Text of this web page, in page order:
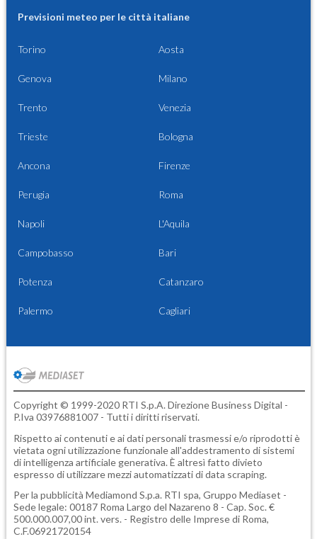
Previsioni meteo per le città italiane
Torino Aosta
Genova Milano
Trento Venezia
Trieste Bologna
Ancona Firenze
Perugia Roma
Napoli L'Aquila
Campobasso Bari
Potenza Catanzaro
Palermo Cagliari
Copyright © 1999-2020 RTI S.p.A. Direzione Business Digital -
P.Iva 03976881007 - Tutti i diritti riservati.
Rispetto ai contenuti e ai dati personali trasmessi e/o riprodotti è
vietata ogni utilizzazione funzionale all'addestramento di sistemi
di intelligenza artificiale generativa. È altresì fatto divieto
espresso di utilizzare mezzi automatizzati di data scraping.
Per la pubblicità Mediamond S.p.a. RTI spa, Gruppo Mediaset -
Sede legale: 00187 Roma Largo del Nazareno 8 - Cap. Soc. €
500.000.007,00 int. vers. - Registro delle Imprese di Roma,
C.F.06921720154